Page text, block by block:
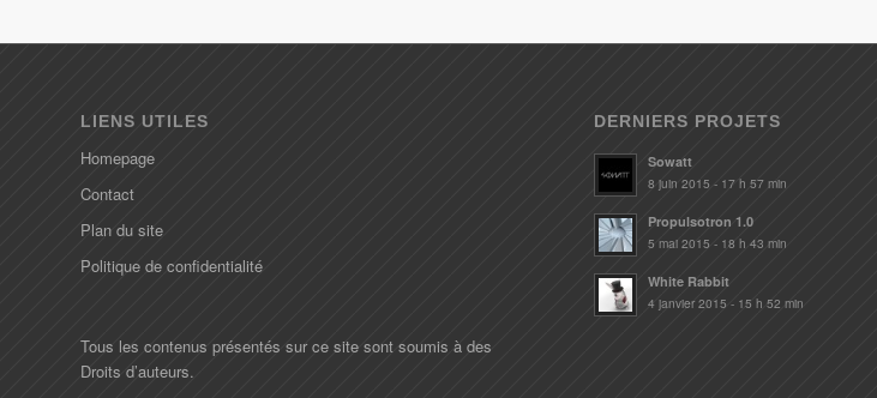
LIENS UTILES
Homepage
Contact
Plan du site
Politique de confidentialité
Tous les contenus présentés sur ce site sont soumis à des
Droits d’auteurs.
DERNIERS PROJETS
Sowatt
8 juin 2015 - 17 h 57 min
Propulsotron 1.0
5 mai 2015 - 18 h 43 min
White Rabbit
4 janvier 2015 - 15 h 52 min